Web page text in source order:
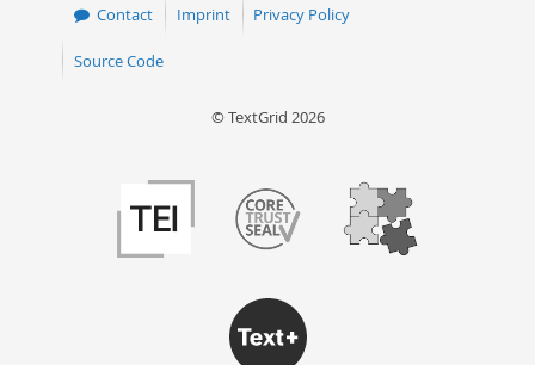
Contact Imprint Privacy Policy
Source Code
© TextGrid 2026